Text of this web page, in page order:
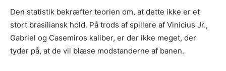
Den statistik bekræfter teorien om, at dette ikke er et
stort brasiliansk hold. På trods af spillere af Vinicius Jr.,
Gabriel og Casemiros kaliber, er der ikke meget, der
tyder på, at de vil blæse modstanderne af banen.